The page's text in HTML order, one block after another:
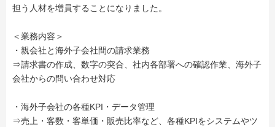
担う人材を増員することになりました。
＜業務内容＞
・親会社と海外子会社間の請求業務
⇒請求書の作成、数字の突合、社内各部署への確認作業、海外子
会社からの問い合わせ対応
・海外子会社の各種KPI・データ管理
⇒売上・客数・客単価・販売比率など、各種KPIをシステムやツ